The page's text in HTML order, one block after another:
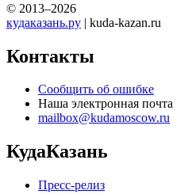
© 2013–2026
кудаказань.ру | kuda-kazan.ru
Контакты
Сообщить об ошибке
Наша электронная почта
mailbox@kudamoscow.ru
КудаКазань
Пресс-релиз